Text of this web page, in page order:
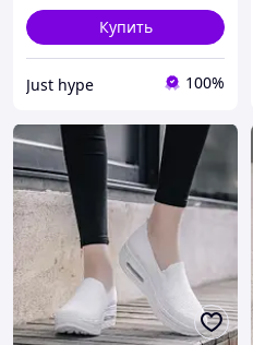
Купить
Just hype 100%